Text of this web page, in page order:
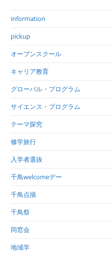
information
pickup
オープンスクール
キャリア教育
グローバル・プログラム
サイエンス・プログラム
テーマ探究
修学旅行
入学者選抜
千鳥welcomeデー
千鳥点描
千鳥祭
同窓会
地域学